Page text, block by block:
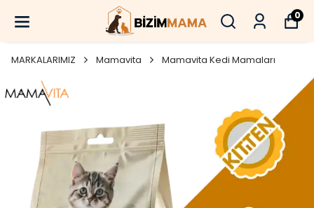
0
MARKALARIMIZ Mamavita Mamavita Kedi Mamaları